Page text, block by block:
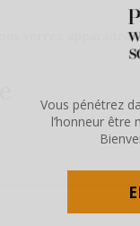
verrez apparaitre
Vous pénétrez
l’honneur être